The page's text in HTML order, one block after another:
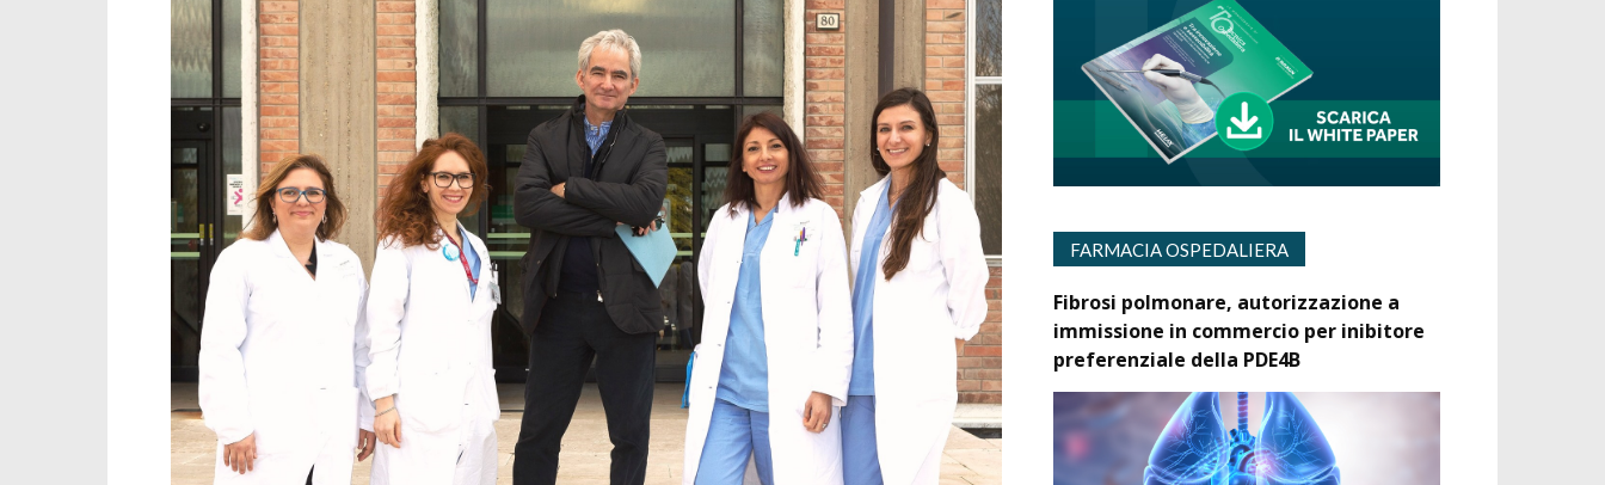
FARMACIA OSPEDALIERA
Fibrosi polmonare, autorizzazione a
immissione in commercio per inibitore
preferenziale della PDE4B